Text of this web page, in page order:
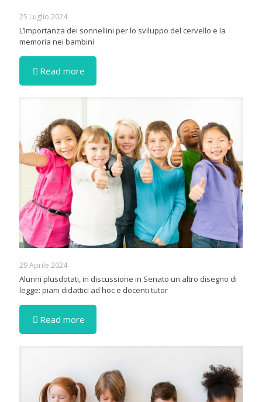
25 Luglio 2024
L’Importanza dei sonnellini per lo sviluppo del cervello e la
memoria nei bambini
Read more
29 Aprile 2024
Alunni plusdotati, in discussione in Senato un altro disegno di
legge: piani didattici ad hoc e docenti tutor
Read more